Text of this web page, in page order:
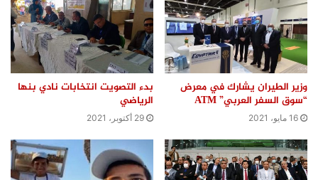
وزير الطيران يشارك في معرض
“سوق السفر العربي” ATM
16 مايو، 2021
بدء التصويت انتخابات نادي بنها
الرياضي
29 أكتوبر، 2021